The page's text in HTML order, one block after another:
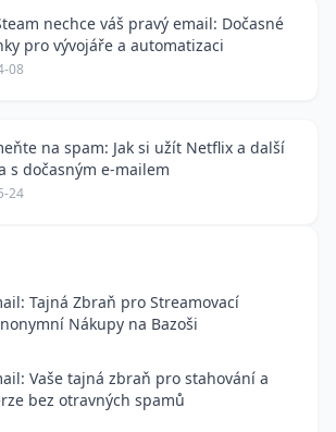
nechce váš pravý email: Dočasné
pro vývojáře a automatizaci
08
na spam: Jak si užít Netflix a další
s dočasným e-mailem
24
Tajná Zbraň pro Streamovací
Nákupy na Bazoši
Vaše tajná zbraň pro stahování a
bez otravných spamů